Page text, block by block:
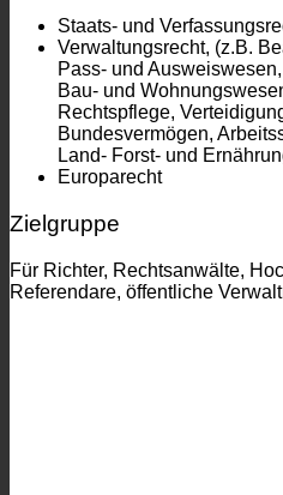
Staats- und
Verwaltungsrecht, (z.B.
Pass- und
Bau- und
Rechtspflege,
Bundesvermögen,
Land- Forst- und
Europarecht
Zielgruppe
Für Richter, Rechtsanwälte,
Referendare, öffentliche